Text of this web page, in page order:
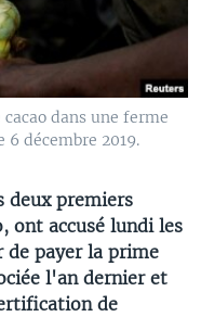
dans une ferme
6 décembre 2019.
deux premiers
ont accusé lundi les
de payer la prime
l'an dernier et
de